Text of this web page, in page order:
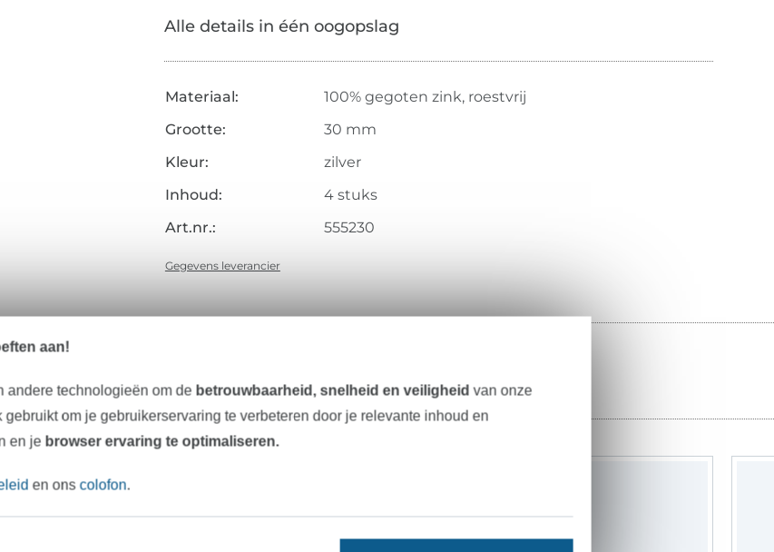
Alle details in één oogopslag
Materiaal:
100% gegoten zink, roestvrij
Grootte:
30 mm
Kleur:
zilver
Inhoud:
4 stuks
Art.nr.:
555230
Gegevens leverancier
-11%
aan!
andere technologieën om de betrouwbaarheid, snelheid en veiligheid van onze
om je gebruikerservaring te verbeteren door je relevante inhoud en
en je browser ervaring te optimaliseren.
en onscolofon.